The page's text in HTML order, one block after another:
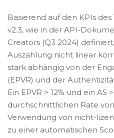
Basierend auf den KPIs
v2.3, wie in der API-
Creators (Q3 2024)
Auszahlung nicht linear
stark abhängig von der
(EPVR) und der
Ein EPVR > 12% und ein
durchschnittlichen Rate
Verwendung von nicht-
zu einer automatischen